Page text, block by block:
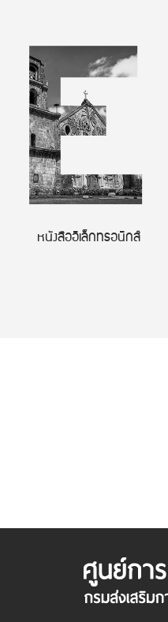
หนังสืออิเล็กทรอนิกส์